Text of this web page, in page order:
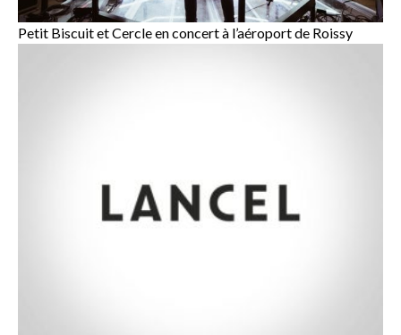
Petit Biscuit et Cercle en concert à l’aéroport de Roissy